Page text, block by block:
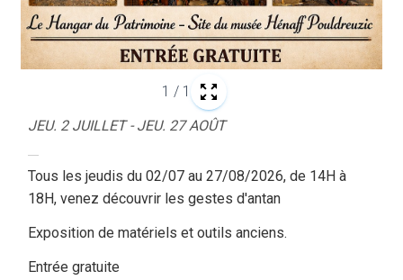
1 / 1
JEU. 2 JUILLET - JEU. 27 AOÛT
Tous les jeudis du 02/07 au 27/08/2026, de 14H à
18H, venez découvrir les gestes d'antan
Exposition de matériels et outils anciens.
Entrée gratuite